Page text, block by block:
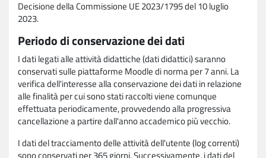
Decisione della Commissione UE 2023/1795 del 10 luglio
2023.
Periodo di conservazione dei dati
I dati legati alle attività didattiche (dati didattici) saranno
conservati sulle piattaforme Moodle di norma per 7 anni. La
verifica dell'interesse alla conservazione dei dati in relazione
alle finalità per cui sono stati raccolti viene comunque
effettuata periodicamente, provvedendo alla progressiva
cancellazione a partire dall'anno accademico più vecchio.
I dati del tracciamento delle attività dell'utente (log correnti)
sono conservati per 365 giorni. Successivamente, i dati del